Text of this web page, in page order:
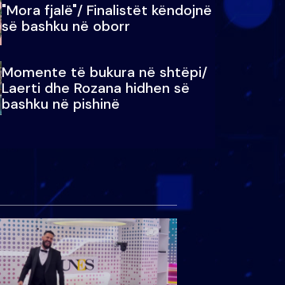
"Mora fjalë"/ Finalistët këndojnë
së bashku në oborr
Momente të bukura në shtëpi/
Laerti dhe Rozana hidhen së
bashku në pishinë